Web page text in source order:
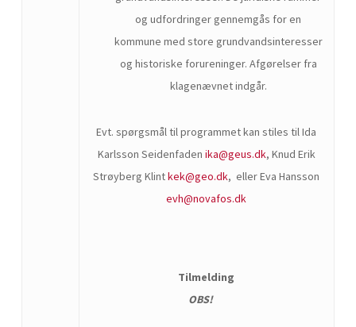
og udfordringer gennemgås for en
kommune med store grundvandsinteresser
og historiske forureninger. Afgørelser fra
klagenævnet indgår.
Evt. spørgsmål til programmet kan stiles til Ida
Karlsson Seidenfaden ika@geus.dk, Knud Erik
Strøyberg Klintkek@geo.dk, eller Eva Hansson
evh@novafos.dk
Tilmelding
OBS!